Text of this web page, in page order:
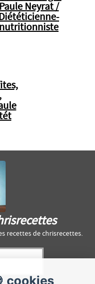
Paule Neyrat /
Diététicienne-
nutritionniste
cookies
recettes de chrisrecettes.